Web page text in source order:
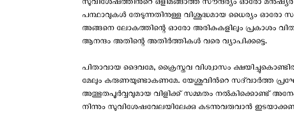
സുവിശേഷത്തിന്‍റെ ഒളിമങ്ങാത്ത സൗന്ദര്യം ഓരോ
പന്ഥാവുകള്‍ തേടുന്നതിനുള്ള വിശുദ്ധമായ ധൈര്യം ഓരോ
അങ്ങനെ ലോകത്തിന്റെ ഓരോ അരികുകളിലും പ്രകാശം
ആനന്ദം അതിന്റെ അതിർത്തികൾ വരെ വ്യാപിക്കട്ടെ.
പിതാവായ ദൈവമേ, ക്രൈസ്തവ വിശ്വാസം
മേലും കരുണയുണ്ടാകണമേ. യേശുവിന്‍റെ സദ്‌വാര്‍ത്ത
അത്ഭുതപൂര്‍വ്വവുമായ വിളിക്ക് സമ്മതം നല്‍കിക്കൊണ്ട്
നിന്നും സുവിശേഷവേലയിലേക്കു കടന്നുവരുവാൻ